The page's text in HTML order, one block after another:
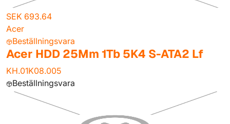
SEK 693.64
Acer
Beställningsvara
Acer HDD 25Mm 1Tb 5K4 S-ATA2 Lf
KH.01K08.005
Beställningsvara